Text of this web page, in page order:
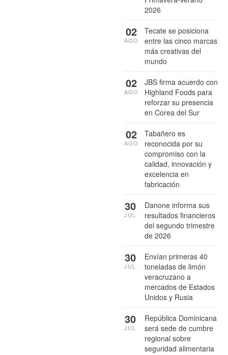
2026
Tecate se posiciona
entre las cinco marcas
más creativas del
mundo
02
AGO
JBS firma acuerdo con
Highland Foods para
reforzar su presencia
en Corea del Sur
02
AGO
Tabañero es
reconocida por su
compromiso con la
calidad, innovación y
excelencia en
fabricación
02
AGO
Danone informa sus
resultados financieros
del segundo trimestre
de 2026
30
JUL
Envían primeras 40
toneladas de limón
veracruzano a
mercados de Estados
Unidos y Rusia
30
JUL
República Dominicana
será sede de cumbre
regional sobre
seguridad alimentaria
30
JUL